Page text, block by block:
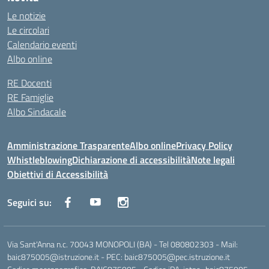
Le notizie
Le circolari
Calendario eventi
Albo online
RE Docenti
RE Famiglie
Albo Sindacale
Amministrazione TrasparenteAlbo onlinePrivacy Policy
WhistleblowingDichiarazione di accessibilitàNote legali
Obiettivi di Accessibilità
Seguici su:
Via Sant'Anna n.c. 70043 MONOPOLI (BA) - Tel 080802303 - Mail:
baic875005@istruzione.it - PEC: baic875005@pec.istruzione.it